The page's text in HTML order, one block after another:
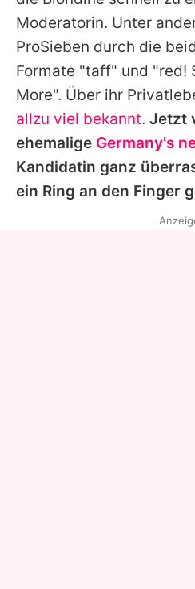
Utiq
Moderatorin. Unter
ProSieben durch die
Formate "taff" und "red!
More". Über ihr
allzu viel bekannt. Jetzt
ehemalige Germany's
Kandidatin ganz
ein Ring an den Finger